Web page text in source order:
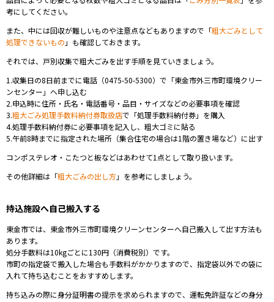
考にしてください。
また、中には回収が難しいものや注意点などもありますので「粗大ごみとして
処理できないもの 」も確認しておきます。
それでは、戸別収集で粗大ごみを出す手順を見ていきましょう。
1.収集日の8日前までに電話（0475-50-5300） で「東金市外三市町環境クリー
ンセンター」へ申し込む
2.申込時に住所・氏名・電話番号・品目・サイズなどの必要事項を確認
3.粗大ごみ処理手数料納付券取扱店で「処理手数料納付券」を購入
4.処理手数料納付券に必要事項を記入し、粗大ゴミに貼る
5.午前8時までに指定された場所 （集合住宅の場合は1階の置き場など）に出す
コンポステレオ・こたつと板などはあわせて1点として取り扱います。
その他詳細は「粗大ごみの出し方」を参考にしましょう。
持込施設へ自己搬入する
東金市では、 東金市外三市町環境クリーンセンターへ自己搬入して出す方法も
あります。
処分手数料は10kgごとに130円（消費税別）です。
市町の指定袋で搬入した場合も手数料がかかりますので、指定袋以外での袋に
入れて持ち込むことをおすすめします。
持ち込みの際に身分証明書の提示を求められますので、運転免許証などの身分